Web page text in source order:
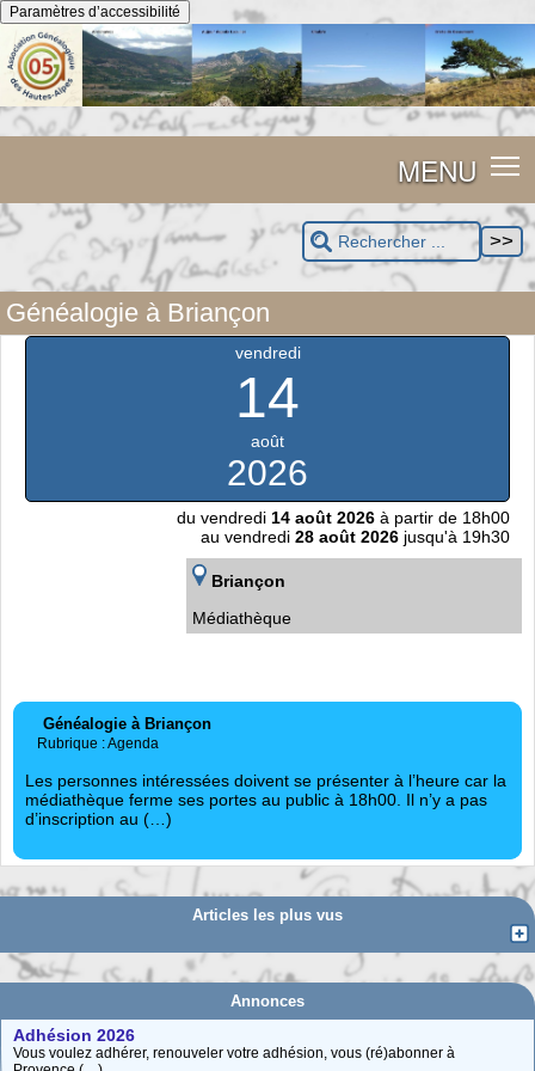
Panneau de gestion des cookies
Paramètres d’accessibilité
MENU
Généalogie à Briançon
vendredi
14
août
2026
du vendredi 14 août 2026 à partir de 18h00
au vendredi 28 août 2026 jusqu'à 19h30
Briançon
Médiathèque
Généalogie à Briançon
Rubrique : Agenda
Les personnes intéressées doivent se présenter à l’heure car la
médiathèque ferme ses portes au public à 18h00. Il n’y a pas
d’inscription au (…)
Articles les plus vus
Annonces
Adhésion 2026
Vous voulez adhérer, renouveler votre adhésion, vous (ré)abonner à